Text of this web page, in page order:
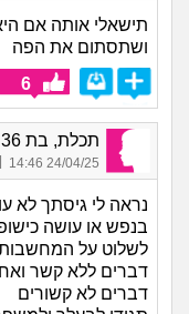
תישאלי אותה אם
ושתסתום את הפה
6
תכלת, בת 36
24/04/25 14:46
נראה לי גיסתך לא
בנפש או עושה
לשלוט על
דברים ללא קשר
דברים לא קשורים